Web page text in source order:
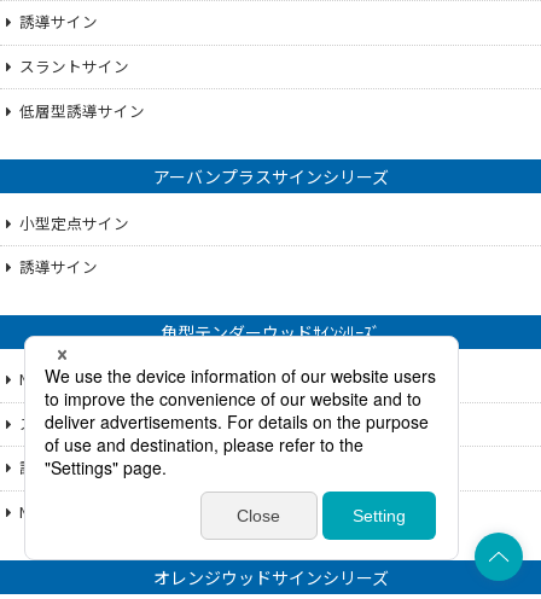
誘導サイン
スラントサイン
低層型誘導サイン
アーバンプラスサインシリーズ
小型定点サイン
誘導サイン
角型テンダーウッドｻｲﾝｼﾘｰｽﾞ
N100シリーズ
スラントシリーズ
誘導サイン
N40シリーズ
オレンジウッドサインシリーズ